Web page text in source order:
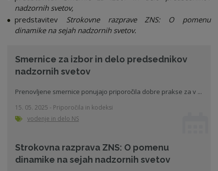
nadzornih svetov,
predstavitev Strokovne razprave ZNS: O pomenu
dinamike na sejah nadzornih svetov.
Smernice za izbor in delo predsednikov
nadzornih svetov
Prenovljene smernice ponujajo priporočila dobre prakse za v ...
15. 05. 2025 - Priporočila in kodeksi
vodenje in delo NS
Strokovna razprava ZNS: O pomenu
dinamike na sejah nadzornih svetov